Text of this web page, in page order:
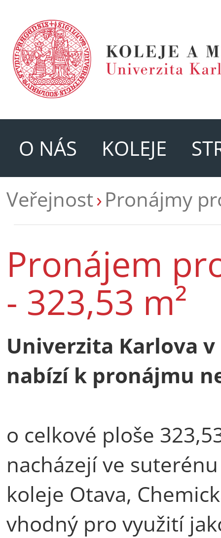
O NÁS KOLEJE
Veřejnost Pronájmy
Pronájem
- 323,53 m²
Univerzita Karlova v
nabízí k pronájmu
o celkové ploše
nacházejí ve
koleje Otava,
vhodný pro využití